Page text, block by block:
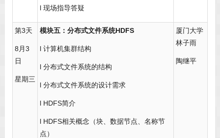
l 现场指导答疑
第3天
8月3
日
星期三
模块五：分布式文件系统HDFS
l 计算机集群结构
l 分布式文件系统的结构
l 分布式文件系统的设计需求
l HDFS简介
l HDFS相关概念（块、数据节点、名称节
点）
厦门大学
林子雨
陶继平